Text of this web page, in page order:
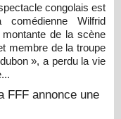
congolais est
Wilfrid
montante de la scène
membre de la troupe
», a perdu la vie
FFF annonce une